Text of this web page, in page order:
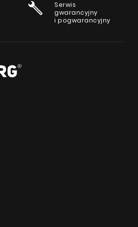
Serwis
gwarancyjny
i pogwarancyjny